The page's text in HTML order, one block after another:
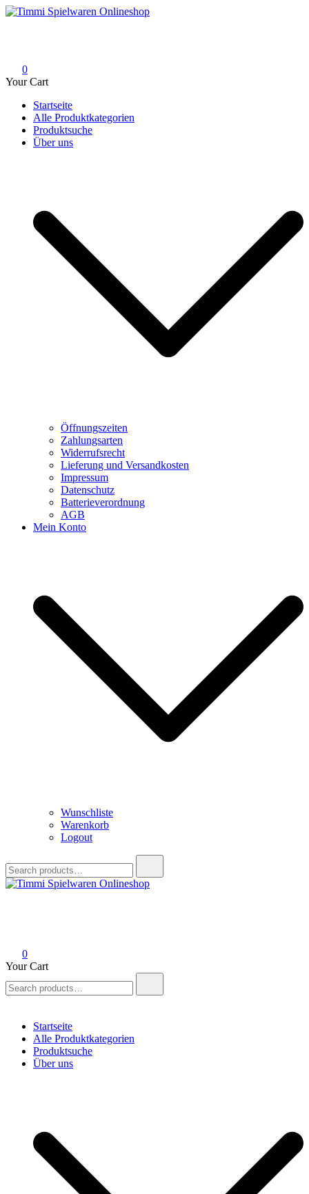
Skip
0
Your Cart
Startseite
Alle Produktkategorien
Produktsuche
Über uns
Öffnungszeiten
Zahlungsarten
Widerrufsrecht
Lieferung und Versandkosten
Impressum
Datenschutz
Batterieverordnung
AGB
Mein Konto
Wunschliste
Warenkorb
Logout
for:
0
Your Cart
for:
Startseite
Alle Produktkategorien
Produktsuche
Über uns